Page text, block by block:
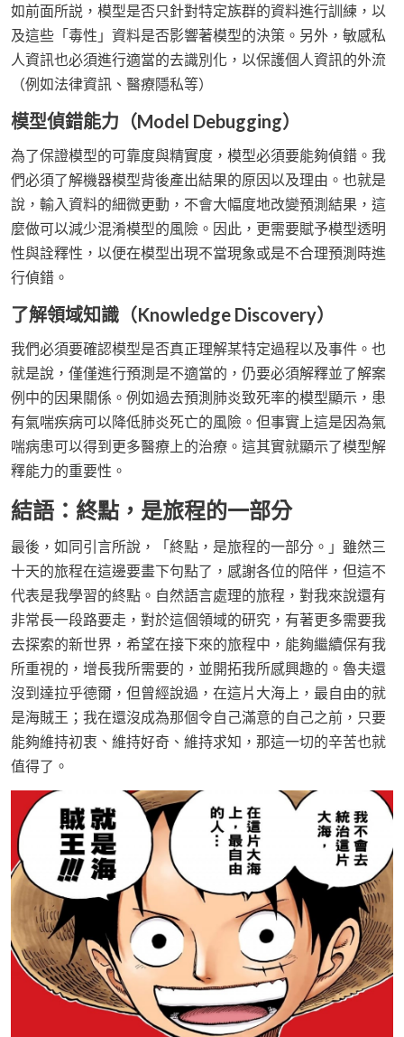
如前面所説，模型是否只針對特定族群的資料進行訓練，以
及這些「毒性」資料是否影響著模型的決策。另外，敏感私
人資訊也必須進行適當的去識別化，以保護個人資訊的外流
（例如法律資訊、醫療隱私等）
模型偵錯能力（Model Debugging）
為了保證模型的可靠度與精實度，模型必須要能夠偵錯。我
們必須了解機器模型背後產出結果的原因以及理由。也就是
說，輸入資料的細微更動，不會大幅度地改變預測結果，這
麼做可以減少混淆模型的風險。因此，更需要賦予模型透明
性與詮釋性，以便在模型出現不當現象或是不合理預測時進
行偵錯。
了解領域知識（Knowledge Discovery）
我們必須要確認模型是否真正理解某特定過程以及事件。也
就是說，僅僅進行預測是不適當的，仍要必須解釋並了解案
例中的因果關係。例如過去預測肺炎致死率的模型顯示，患
有氣喘疾病可以降低肺炎死亡的風險。但事實上這是因為氣
喘病患可以得到更多醫療上的治療。這其實就顯示了模型解
釋能力的重要性。
結語：終點，是旅程的一部分
最後，如同引言所說，「終點，是旅程的一部分。」雖然三
十天的旅程在這邊要畫下句點了，感謝各位的陪伴，但這不
代表是我學習的終點。自然語言處理的旅程，對我來說還有
非常長一段路要走，對於這個領域的研究，有著更多需要我
去探索的新世界，希望在接下來的旅程中，能夠繼續保有我
所重視的，增長我所需要的，並開拓我所感興趣的。魯夫還
沒到達拉乎德爾，但曾經說過，在這片大海上，最自由的就
是海賊王；我在還沒成為那個令自己滿意的自己之前，只要
能夠維持初衷、維持好奇、維持求知，那這一切的辛苦也就
值得了。